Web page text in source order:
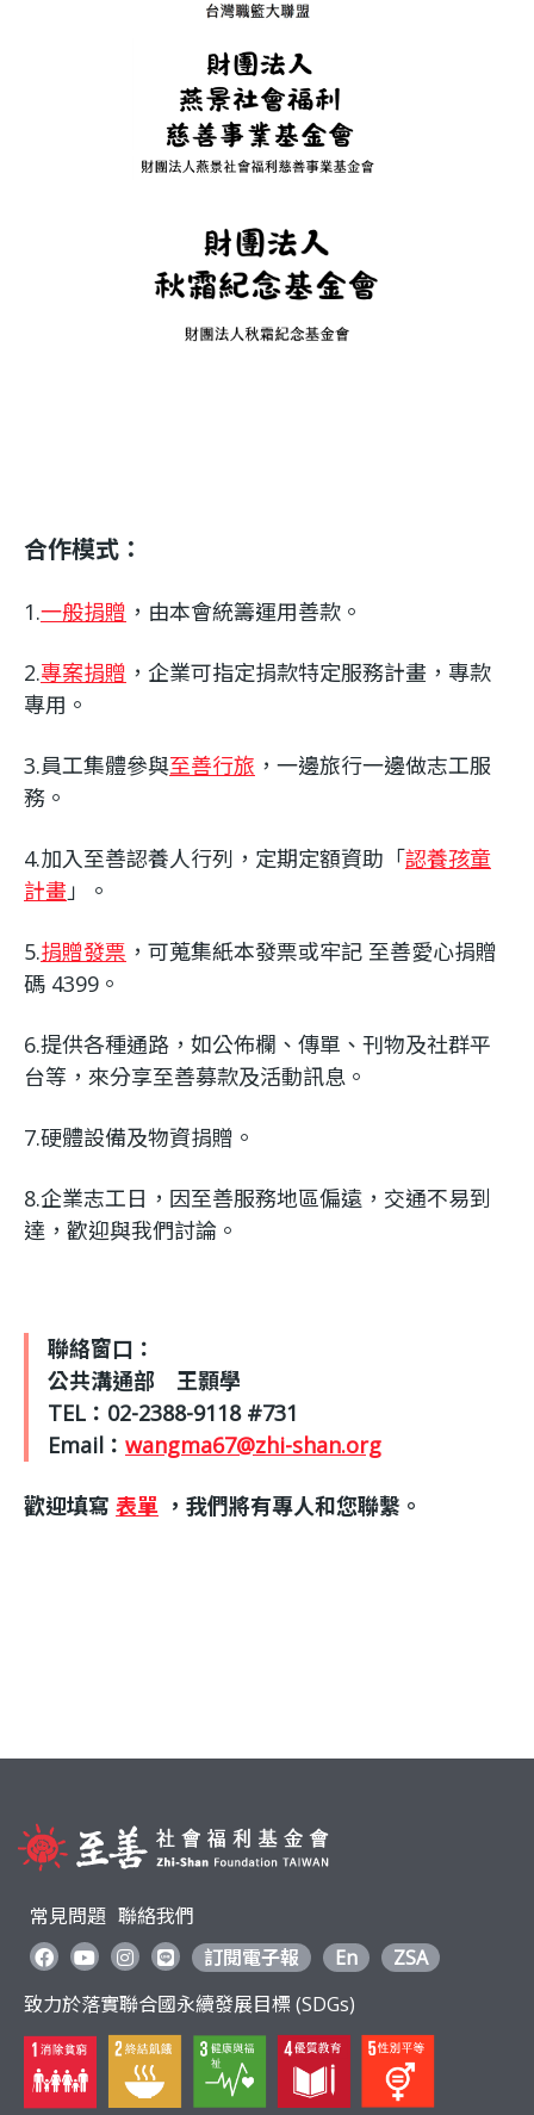
合作模式：
1.一般捐贈 ，由本會統籌運用善款。
2.專案捐贈 ，企業可指定捐款特定服務計畫，專款
專用。
3.員工集體參與至善行旅 ，一邊旅行一邊做志工服
務。
4.加入至善認養人行列，定期定額資助「認養孩童
計畫 」。
5.捐贈發票 ，可蒐集紙本發票或牢記 至善愛心捐贈
碼 4399。
6.提供各種通路，如公佈欄、傳單、刊物及社群平
台等，來分享至善募款及活動訊息。
7.硬體設備及物資捐贈。
8.企業志工日，因至善服務地區偏遠，交通不易到
達，歡迎與我們討論。
聯絡窗口：
公共溝通部 王顥學
TEL ：02-2388-9118 #731
Email ： wangma67@zhi-shan.org
歡迎填寫 表單 ，我們將有專人和您聯繫。
常見問題 聯絡我們
訂閱電子報
En
ZSA
致力於落實聯合國永續發展目標 (SDGs)